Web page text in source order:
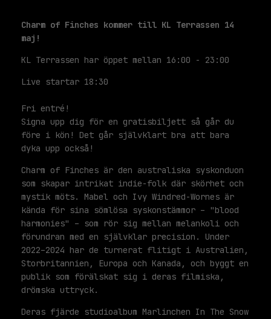
Charm of Finches kommer till KL Terrassen 14
maj!
KL Terrassen har öppet mellan 16:00 - 23:00
Live startar 18:30
Fri entré!
Signa upp dig för en gratisbiljett så går du
före i kön! Det går självklart bra att bara
dyka upp också!
Charm of Finches är den australiska syskonduon
som skapar intrikat indie-folk där skörhet och
mystik möts. Mabel och Ivy Windred-Wornes är
kända för sina sömlösa syskonstämmor – "blood
harmonies" – som rör sig mellan melankoli och
förundran med en självklar precision. Under
2022–2024 har de turnerat flitigt i Australien,
Storbritannien, Europa och Kanada, och byggt en
publik som förälskat sig i deras filmiska,
drömska uttryck.
Deras fjärde studioalbum Marlinchen In The Snow